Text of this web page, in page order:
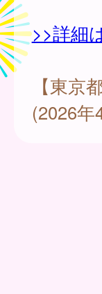
>>詳細
【東京
(2026年